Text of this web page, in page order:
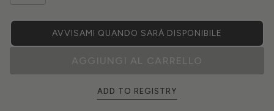
AVVISAMI QUANDO SARÀ DISPONIBILE
AGGIUNGI AL CARRELLO
ADD TO REGISTRY